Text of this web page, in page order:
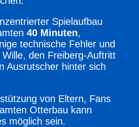
Spielaufbau
40 Minuten,
technische Fehler und
den Freiberg-Auftritt
Ausrutscher hinter sich
von Eltern, Fans
Otterbau kann
möglich sein.